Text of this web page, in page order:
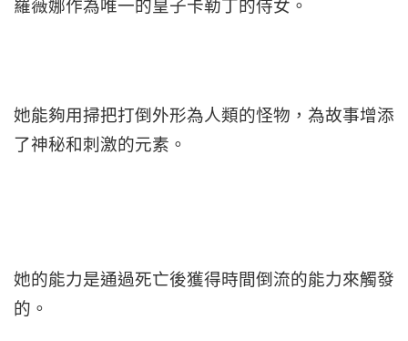
羅薇娜作為唯一的皇子卡勒丁的侍女。
她能夠用掃把打倒外形為人類的怪物，為故事增添
了神秘和刺激的元素。
她的能力是通過死亡後獲得時間倒流的能力來觸發
的。